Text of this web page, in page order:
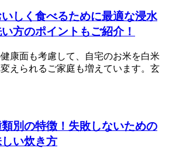
しく食べるために最適な浸水
方のポイントもご紹介！
康面も考慮して、自宅のお米を白米
えられるご家庭も増えています。玄
別の特徴！失敗しないための
い炊き方